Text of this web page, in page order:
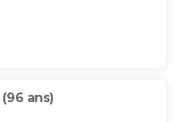
(96 ans)